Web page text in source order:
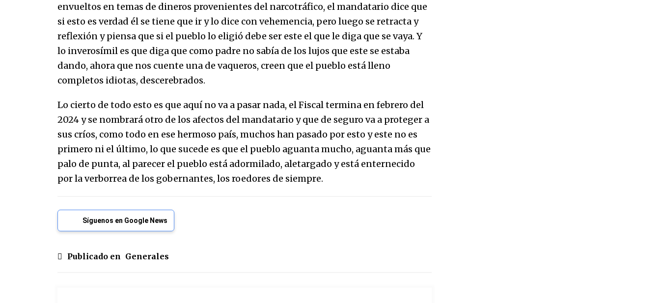
envueltos en temas de dineros provenientes del narcotráfico, el mandatario dice que
si esto es verdad él se tiene que ir y lo dice con vehemencia, pero luego se retracta y
reflexión y piensa que si el pueblo lo eligió debe ser este el que le diga que se vaya. Y
lo inverosímil es que diga que como padre no sabía de los lujos que este se estaba
dando, ahora que nos cuente una de vaqueros, creen que el pueblo está lleno
completos idiotas, descerebrados.
Lo cierto de todo esto es que aquí no va a pasar nada, el Fiscal termina en febrero del
2024 y se nombrará otro de los afectos del mandatario y que de seguro va a proteger a
sus críos, como todo en ese hermoso país, muchos han pasado por esto y este no es
primero ni el último, lo que sucede es que el pueblo aguanta mucho, aguanta más que
palo de punta, al parecer el pueblo está adormilado, aletargado y está enternecido
por la verborrea de los gobernantes, los roedores de siempre.
Síguenos en Google News
Publicado en Generales